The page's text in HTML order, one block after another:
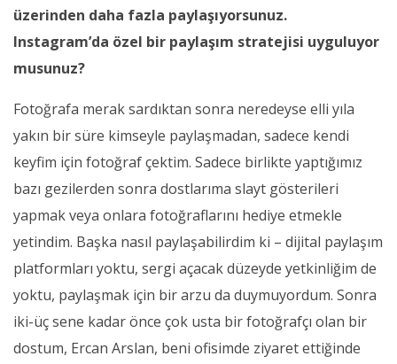
üzerinden daha fazla paylaşıyorsunuz.
Instagram’da özel bir paylaşım stratejisi uyguluyor
musunuz?
Fotoğrafa merak sardıktan sonra neredeyse elli yıla
yakın bir süre kimseyle paylaşmadan, sadece kendi
keyfim için fotoğraf çektim. Sadece birlikte yaptığımız
bazı gezilerden sonra dostlarıma slayt gösterileri
yapmak veya onlara fotoğraflarını hediye etmekle
yetindim. Başka nasıl paylaşabilirdim ki – dijital paylaşım
platformları yoktu, sergi açacak düzeyde yetkinliğim de
yoktu, paylaşmak için bir arzu da duymuyordum. Sonra
iki-üç sene kadar önce çok usta bir fotoğrafçı olan bir
dostum, Ercan Arslan, beni ofisimde ziyaret ettiğinde